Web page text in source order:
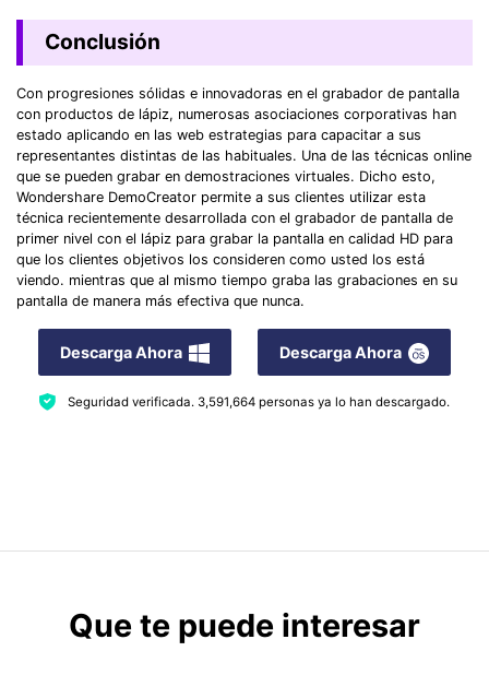
Conclusión
Con progresiones sólidas e innovadoras en el grabador de pantalla
con productos de lápiz, numerosas asociaciones corporativas han
estado aplicando en las web estrategias para capacitar a sus
representantes distintas de las habituales. Una de las técnicas online
que se pueden grabar en demostraciones virtuales. Dicho esto,
Wondershare DemoCreator permite a sus clientes utilizar esta
técnica recientemente desarrollada con el grabador de pantalla de
primer nivel con el lápiz para grabar la pantalla en calidad HD para
que los clientes objetivos los consideren como usted los está
viendo. mientras que al mismo tiempo graba las grabaciones en su
pantalla de manera más efectiva que nunca.
Descarga Ahora Descarga Ahora
Seguridad verificada. 3,591,664personas ya lo han descargado.
Que te puede interesar